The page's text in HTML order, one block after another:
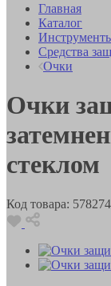
Главная
Каталог
Средства
Очки
Очки
стеклом
Код товара: 578274